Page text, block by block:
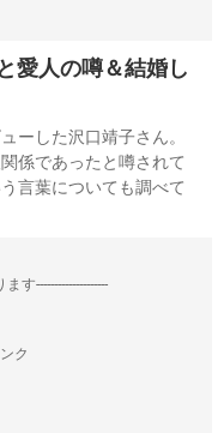
愛人の噂＆結婚し
ーした沢口靖子さん。
係であったと噂されて
言葉についても調べて
す--------------------
ク